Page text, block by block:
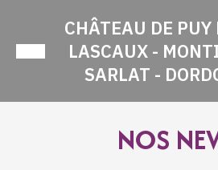
CHÂTEAU DE PUY
LASCAUX -
SARLAT -
NOS